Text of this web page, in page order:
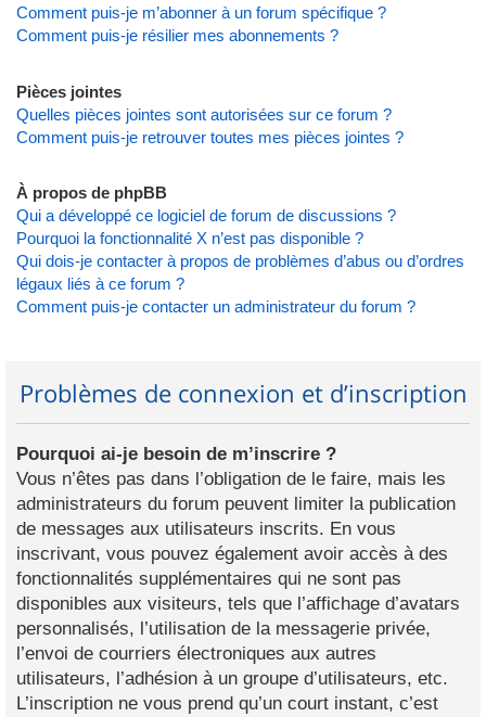
Comment puis-je m’abonner à un forum spécifique ?
Comment puis-je résilier mes abonnements ?
Pièces jointes
Quelles pièces jointes sont autorisées sur ce forum ?
Comment puis-je retrouver toutes mes pièces jointes ?
À propos de phpBB
Qui a développé ce logiciel de forum de discussions ?
Pourquoi la fonctionnalité X n’est pas disponible ?
Qui dois-je contacter à propos de problèmes d’abus ou d’ordres
légaux liés à ce forum ?
Comment puis-je contacter un administrateur du forum ?
Problèmes de connexion et d’inscription
Pourquoi ai-je besoin de m’inscrire ?
Vous n’êtes pas dans l’obligation de le faire, mais les
administrateurs du forum peuvent limiter la publication
de messages aux utilisateurs inscrits. En vous
inscrivant, vous pouvez également avoir accès à des
fonctionnalités supplémentaires qui ne sont pas
disponibles aux visiteurs, tels que l’affichage d’avatars
personnalisés, l’utilisation de la messagerie privée,
l’envoi de courriers électroniques aux autres
utilisateurs, l’adhésion à un groupe d’utilisateurs, etc.
L’inscription ne vous prend qu’un court instant, c’est